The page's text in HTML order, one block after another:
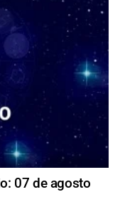
07 de agosto